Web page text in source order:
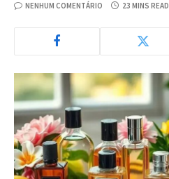
NENHUM COMENTÁRIO 23 MINS READ